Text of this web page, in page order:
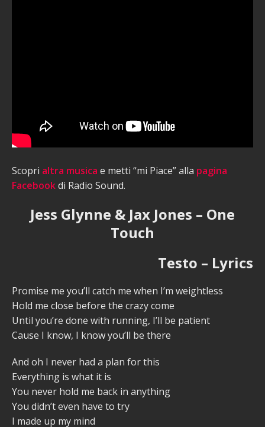
Scopri altra musica e metti “mi Piace” alla pagina
Facebookdi Radio Sound.
Jess Glynne & Jax Jones – One
Touch
Testo – Lyrics
Promise me you’ll catch me when I’m weightless
Hold me close before the crazy come
Until you’re done with running, I’ll be patient
Cause I know, I know you’ll be there
And oh I never had a plan for this
Everything is what it is
You never hold me back in anything
You didn’t even have to try
I made up my mind